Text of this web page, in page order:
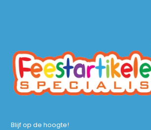
Blijf op de hoogte!